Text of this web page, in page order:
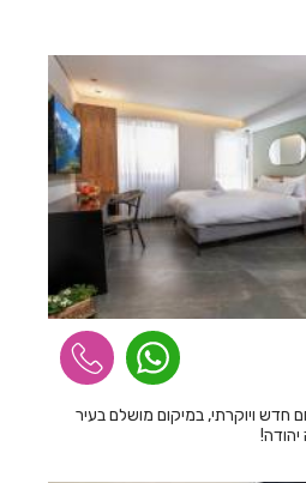
חדש ויוקרתי, במיקום מושלם בעיר